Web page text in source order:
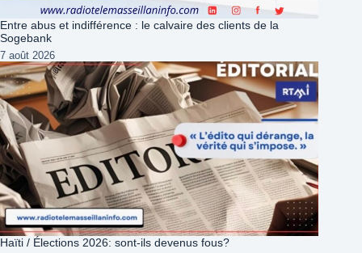
Entre abus et indifférence : le calvaire des clients de la
Sogebank
7 août 2026
Haïti / Élections 2026: sont-ils devenus fous?